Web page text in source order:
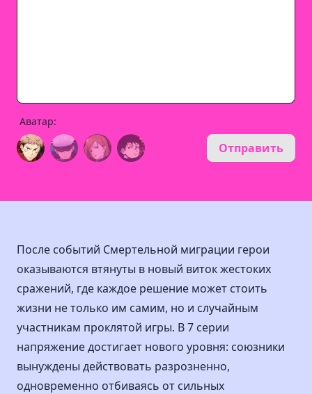
Аватар:
Отправить
После событий Смертельной миграции герои
оказываются втянуты в новый виток жестоких
сражений, где каждое решение может стоить
жизни не только им самим, но и случайным
участникам проклятой игры. В 7 серии
напряжение достигает нового уровня: союзники
вынуждены действовать разрозненно,
одновременно отбиваясь от сильных